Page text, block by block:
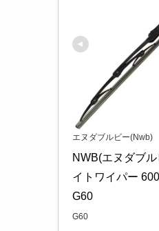
エヌダブルビー(Nwb)
NWB(エヌダブ
イトワイパー
G60
G60